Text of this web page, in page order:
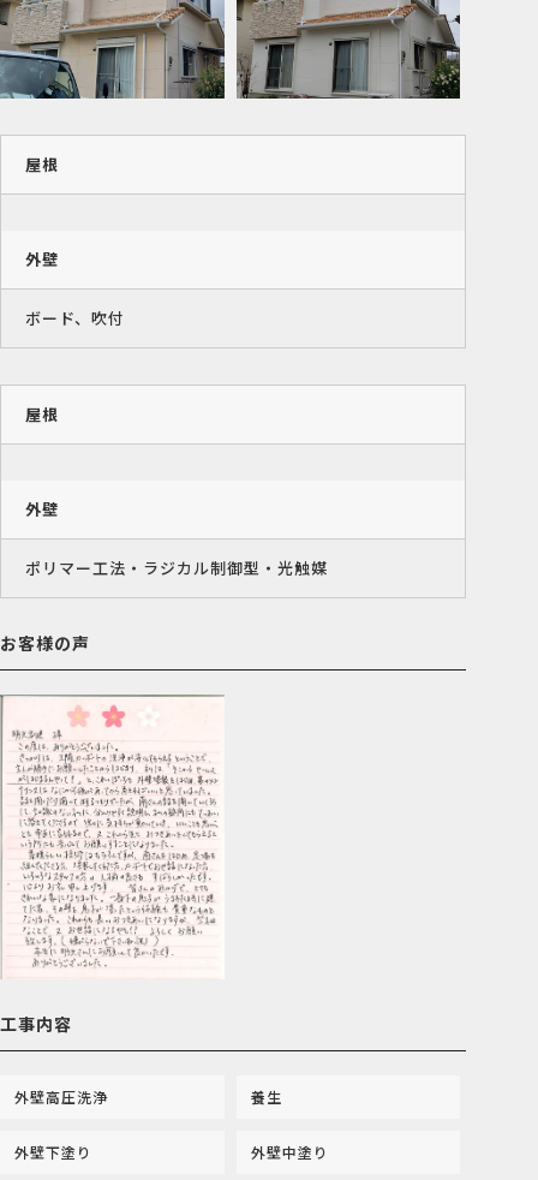
屋根
外壁
ボード、吹付
屋根
外壁
ポリマー工法・ラジカル制御型・光触媒
お客様の声
工事内容
外壁高圧洗浄 養生
外壁下塗り 外壁中塗り